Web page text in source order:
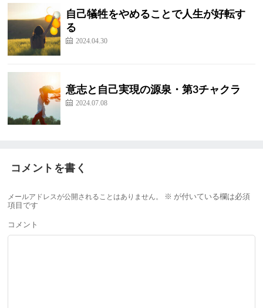
自己犠牲をやめることで人生が好転す
る
2024.04.30
意志と自己実現の源泉・第3チャクラ
2024.07.08
コメントを書く
メールアドレスが公開されることはありません。 ※ が付いている欄は必須
項目です
コメント